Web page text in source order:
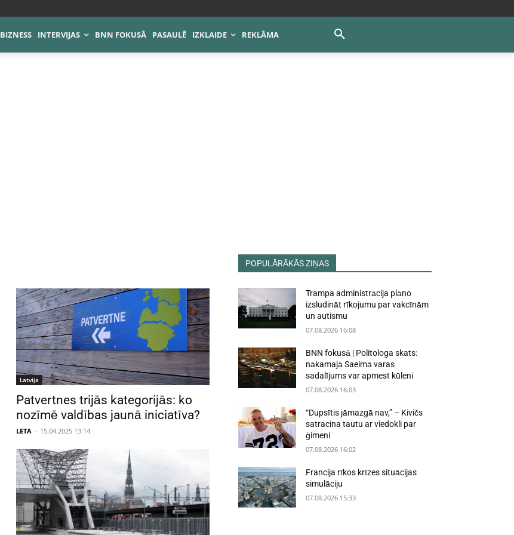
BIZNESS INTERVIJAS BNN FOKUSĀ PASAULĒ IZKLAIDE REKLĀMA
Latvija
Patvertnes trijās kategorijās: ko
nozīmē valdības jaunā iniciatīva?
LETA - 15.04.2025 13:14
POPULĀRĀKĀS ZIŅAS
Trampa administrācija plāno
izsludināt rīkojumu par vakcīnām
un autismu
07.08.2026 16:08
BNN fokusā | Politologa skats:
nākamajā Saeimā varas
sadalījums var apmest kūleni
07.08.2026 16:03
“Dupsītis jāmazgā nav,” – Kivičs
satracina tautu ar viedokli par
ģimeni
07.08.2026 16:02
Francija rīkos krīzes situācijas
simulāciju
07.08.2026 15:33